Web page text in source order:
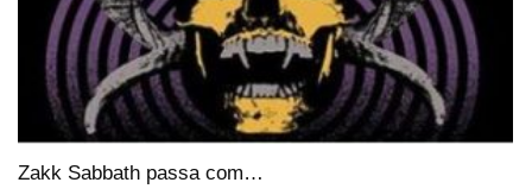
Zakk Sabbath passa com…